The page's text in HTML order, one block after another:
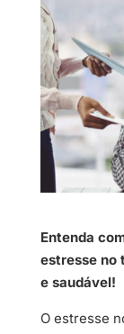
Entenda
estresse no
e saudável!
O estresse